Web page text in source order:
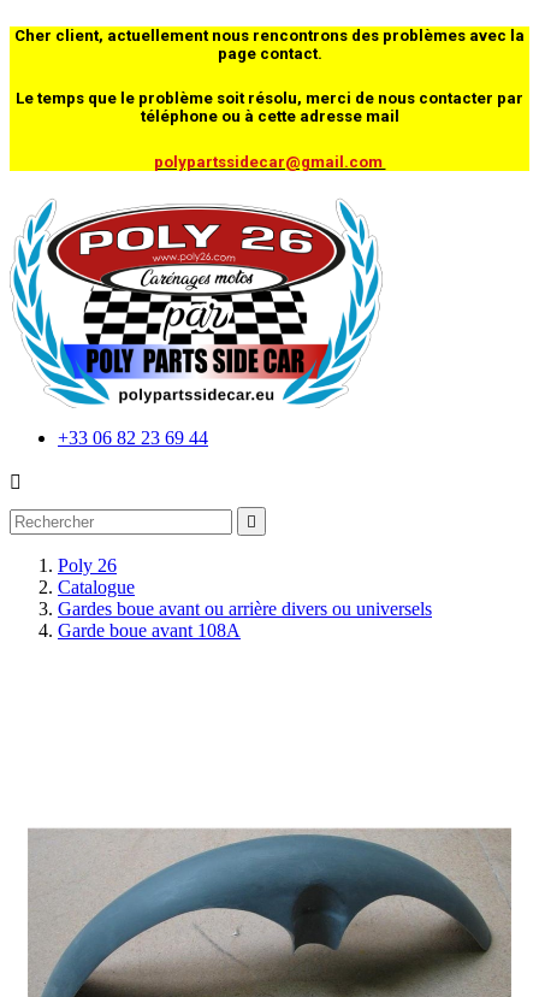
Cher client, actuellement nous rencontrons des problèmes avec la
page contact.
Le temps que le problème soit résolu, merci de nous contacter par
téléphone ou à cette adresse mail
polypartssidecar@gmail.com
+33 06 82 23 69 44


Poly 26
Catalogue
Gardes boue avant ou arrière divers ou universels
Garde boue avant 108A